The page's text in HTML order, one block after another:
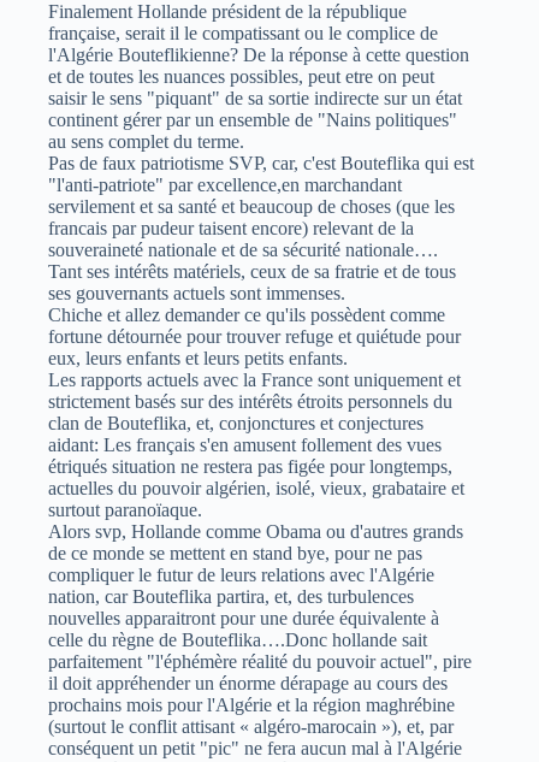
Finalement Hollande président de la république
française, serait il le compatissant ou le complice de
l'Algérie Bouteflikienne? De la réponse à cette question
et de toutes les nuances possibles, peut etre on peut
saisir le sens "piquant" de sa sortie indirecte sur un état
continent gérer par un ensemble de "Nains politiques"
au sens complet du terme.
Pas de faux patriotisme SVP, car, c'est Bouteflika qui est
"l'anti-patriote" par excellence,en marchandant
servilement et sa santé et beaucoup de choses (que les
francais par pudeur taisent encore) relevant de la
souveraineté nationale et de sa sécurité nationale….
Tant ses intérêts matériels, ceux de sa fratrie et de tous
ses gouvernants actuels sont immenses.
Chiche et allez demander ce qu'ils possèdent comme
fortune détournée pour trouver refuge et quiétude pour
eux, leurs enfants et leurs petits enfants.
Les rapports actuels avec la France sont uniquement et
strictement basés sur des intérêts étroits personnels du
clan de Bouteflika, et, conjonctures et conjectures
aidant: Les français s'en amusent follement des vues
étriqués situation ne restera pas figée pour longtemps,
actuelles du pouvoir algérien, isolé, vieux, grabataire et
surtout paranoïaque.
Alors svp, Hollande comme Obama ou d'autres grands
de ce monde se mettent en stand bye, pour ne pas
compliquer le futur de leurs relations avec l'Algérie
nation, car Bouteflika partira, et, des turbulences
nouvelles apparaitront pour une durée équivalente à
celle du règne de Bouteflika….Donc hollande sait
parfaitement "l'éphémère réalité du pouvoir actuel", pire
il doit appréhender un énorme dérapage au cours des
prochains mois pour l'Algérie et la région maghrébine
(surtout le conflit attisant « algéro-marocain »), et, par
conséquent un petit "pic" ne fera aucun mal à l'Algérie